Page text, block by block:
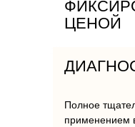
ЦЕНОЙ
Полное
применением